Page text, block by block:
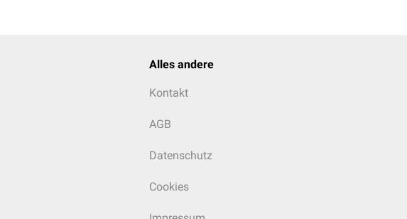
Alles andere
Kontakt
AGB
Datenschutz
Cookies